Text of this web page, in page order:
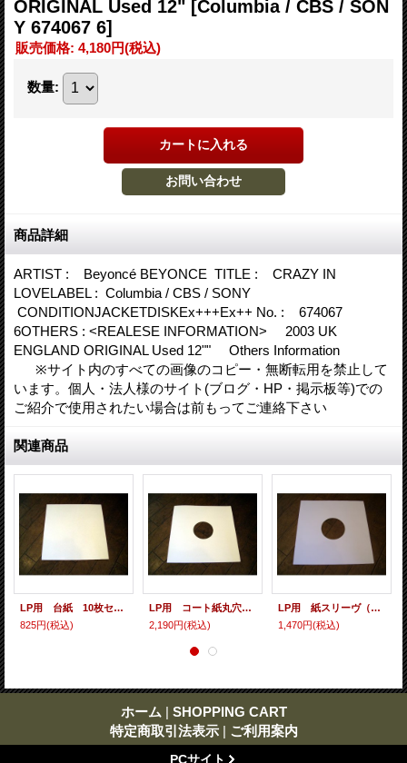
ORIGINAL Used 12" [Columbia / CBS / SON
Y 674067 6]
販売価格: 4,180円(税込)
数量:
商品詳細
ARTIST : Beyoncé BEYONCE TITLE : CRAZY IN
LOVELABEL : Columbia / CBS / SONY
CONDITIONJACKETDISKEx+++Ex++ No. : 674067
6OTHERS : <REALESE INFORMATION> 2003 UK
ENGLAND ORIGINAL Used 12"" Others Information
※サイト内のすべての画像のコピー・無断転用を禁止して
います。個人・法人様のサイト(ブログ・HP・掲示板等)での
ご紹介で使用されたい場合は前もってご連絡下さい
関連商品
LP用 台紙 10枚セット
825円(税込)
LP用 コート紙丸穴ジャケ 10枚セット
2,190円(税込)
LP用 紙スリーヴ（レギュラー 四角の角） 10枚セット
1,470円(税込)
ホーム | SHOPPING CART
特定商取引法表示 | ご利用案内
PCサイト